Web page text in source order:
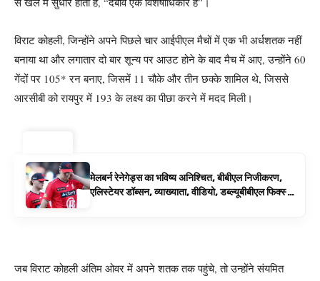
विराट कोहली, जिन्होंने अपने पिछले चार आईपीएल मैचों में एक भी अर्धशतक नहीं
बनाया था और लगातार दो बार शून्य पर आउट होने के बाद मैच में आए, उन्होंने 60
गेंदों पर 105* रन बनाए, जिसमें 11 चौके और तीन छक्के शामिल थे, जिससे
आरसीबी को रायपुर में 193 के लक्ष्य का पीछा करने में मदद मिली।
मेलबर्न रेनेगेड्स का भविष्य अनिश्चित, बीबीएल निजीकरण,
एलिस्टेयर डॉब्सन, व्याख्याता, वीडियो, डब्ल्यूबीबीएल फिक्स्चर
जब विराट कोहली अंतिम ओवर में अपने शतक तक पहुंचे, तो उन्होंने संयमित